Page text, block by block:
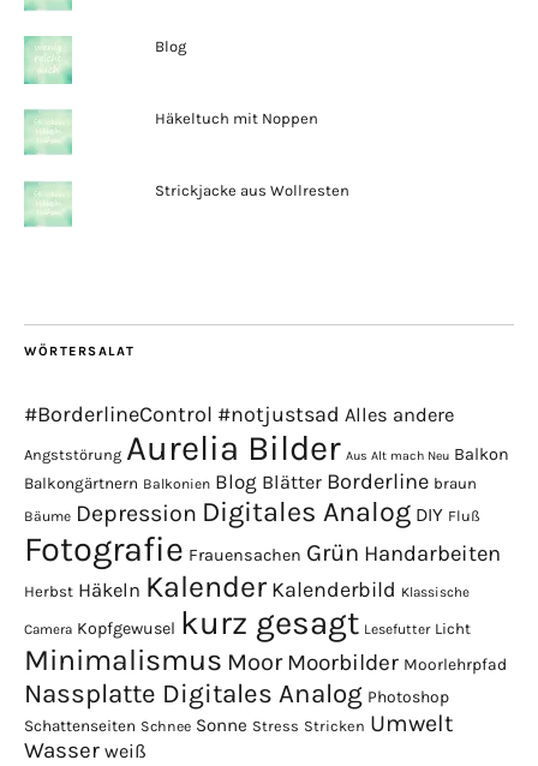
Blog
Häkeltuch mit Noppen
Strickjacke aus Wollresten
WÖRTERSALAT
#BorderlineControl #notjustsad Alles andere
Angststörung Aurelia Bilder Aus Alt mach Neu Balkon
Balkongärtnern Balkonien Blog Blätter Borderline braun
Bäume Depression Digitales Analog DIY Fluß
Fotografie Frauensachen Grün Handarbeiten
Herbst Häkeln Kalender Kalenderbild Klassische
Camera Kopfgewusel kurz gesagt Lesefutter Licht
Minimalismus Moor Moorbilder Moorlehrpfad
Nassplatte Digitales Analog Photoshop
Schattenseiten Schnee Sonne Stress Stricken Umwelt
Wasser weiß